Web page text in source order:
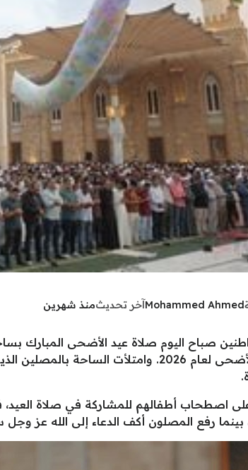
Mohammed Ahmedآخر تحديثمنذ شهرين
صباح اليوم صلاة عيد الأضحى المبارك
احتفالًا بعيد الأضحى لعام 2026.
اصطحاب أطفالهم للمشاركة في صلاة
رفع المصلون أكف الدعاء إلى الله عز